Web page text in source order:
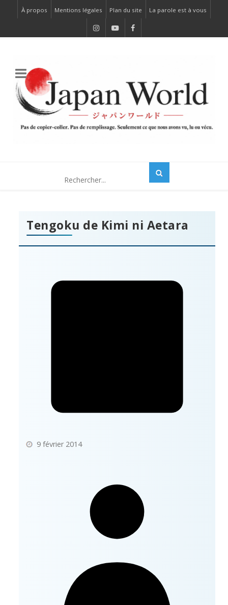
À propos Mentions légales Plan du site La parole est à vous
Tengoku de Kimi ni Aetara
9 février 2014